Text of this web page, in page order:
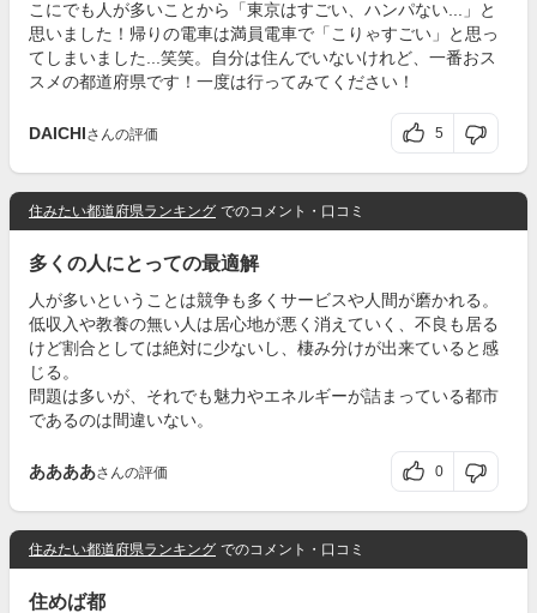
こにでも人が多いことから「東京はすごい、ハンパない...」と
思いました！帰りの電車は満員電車で「こりゃすごい」と思っ
てしまいました...笑笑。自分は住んでいないけれど、一番おス
スメの都道府県です！一度は行ってみてください！
DAICHIさんの評価 5
住みたい都道府県ランキング でのコメント・口コミ
多くの人にとっての最適解
人が多いということは競争も多くサービスや人間が磨かれる。
低収入や教養の無い人は居心地が悪く消えていく、不良も居る
けど割合としては絶対に少ないし、棲み分けが出来ていると感
じる。
問題は多いが、それでも魅力やエネルギーが詰まっている都市
であるのは間違いない。
ああああさんの評価 0
住みたい都道府県ランキング でのコメント・口コミ
住めば都